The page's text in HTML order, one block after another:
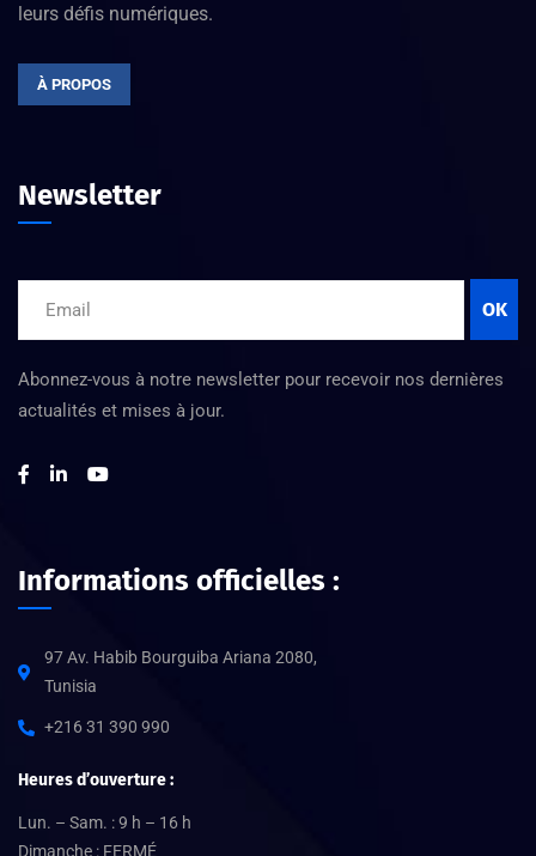
leurs défis numériques.
À PROPOS
Newsletter
OK
Abonnez-vous à notre newsletter pour recevoir nos dernières
actualités et mises à jour.
Informations officielles :
97 Av. Habib Bourguiba Ariana 2080,
Tunisia
+216 31 390 990
Heures d’ouverture :
Lun. – Sam. : 9 h – 16 h
Dimanche : FERMÉ